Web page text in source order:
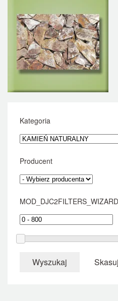
Kategoria
Producent
Wyszukaj Skasuj